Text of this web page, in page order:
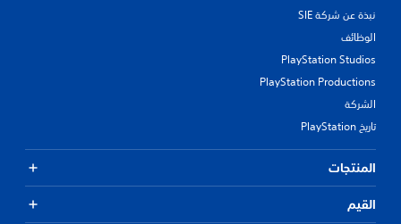
نبذة عن شركة SIE
الوظائف
PlayStation Studios
PlayStation Productions
الشركة
تاريخ PlayStation
المنتجات
القيم